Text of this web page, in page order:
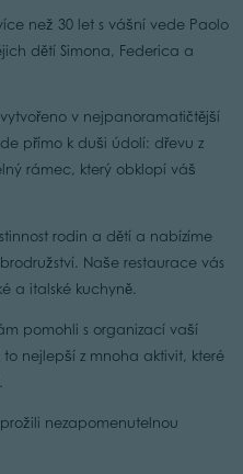
než 30 let s vášní vede Paolo
dětí Simona, Federica a
v nejpanoramatičtější
přímo k duši údolí: dřevu z
rámec, který obklopí váš
rodin a dětí a nabízíme
Naše restaurace vás
a italské kuchyně.
pomohli s organizací vaší
nejlepší z mnoha aktivit, které
nezapomenutelnou